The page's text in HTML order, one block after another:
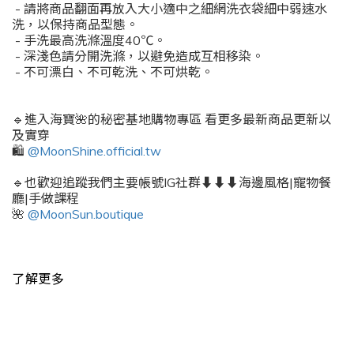
- 請將商品翻面再放入大小適中之細網洗衣袋細中弱速水
洗，以保持商品型態。
- 手洗最高洗滌溫度40℃。
- 深淺色請分開洗滌，以避免造成互相移染。
- 不可漂白、不可乾洗、不可烘乾。
🔹進入海寶🌺的秘密基地購物專區 看更多最新商品更新以
及實穿
🛍️ @MoonShine.official.tw
🔹也歡迎追蹤我們主要帳號IG社群⬇️⬇️⬇️海邊風格|寵物餐
廳|手做課程
🌺 @MoonSun.boutique
了解更多